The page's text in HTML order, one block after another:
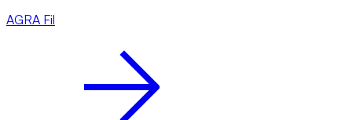
AGRA Fil